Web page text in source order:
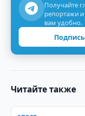
Получайте
репортажи
вам удобно.
Читайте также